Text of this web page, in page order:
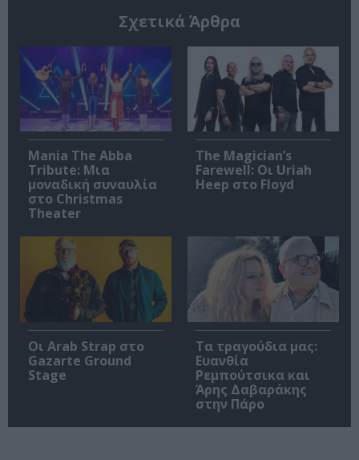
Σχετικά Άρθρα
Mania The Abba
Tribute: Μια
μοναδική συναυλία
στο Christmas
Theater
The Magician’s
Farewell: Οι Uriah
Heep στο Floyd
Οι Arab Strap στο
Gazarte Ground
Stage
Τα τραγούδια μας:
Ευανθία
Ρεμπούτσικα και
Άρης Δαβαράκης
στην Πάρο